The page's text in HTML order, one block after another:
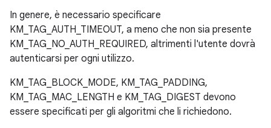
In genere, è necessario specificare
KM_TAG_AUTH_TIMEOUT, a meno che non sia presente
KM_TAG_NO_AUTH_REQUIRED, altrimenti l'utente dovrà
autenticarsi per ogni utilizzo.
KM_TAG_BLOCK_MODE, KM_TAG_PADDING,
KM_TAG_MAC_LENGTH e KM_TAG_DIGEST devono
essere specificati per gli algoritmi che li richiedono.